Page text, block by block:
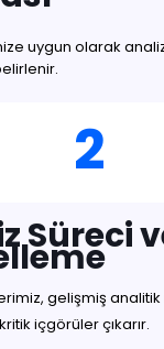
uygun olarak
2
Süreci
gelişmiş
içgörüler çıkarır.